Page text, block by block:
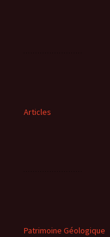
Articles
Patrimoine Géologique